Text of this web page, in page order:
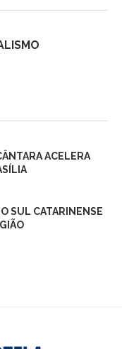
ACELERA
SUL CATARINENSE